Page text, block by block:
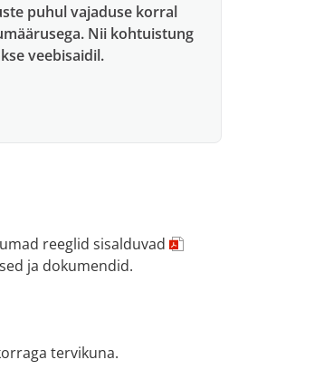
puhul vajaduse korral
Nii kohtuistung
veebisaidil.
reeglid sisalduvad
ja dokumendid.
tervikuna.